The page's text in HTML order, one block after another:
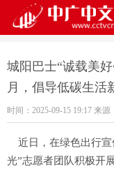
城阳巴士“诚载美
月，倡导低碳生活
时间：2025-09-15 19:17 来
近日，在绿色出行宣
光”志愿者团队积极开